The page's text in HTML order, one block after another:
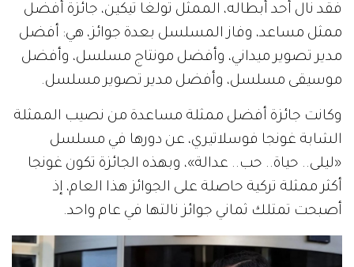
فقد نال أحد أبطاله، الممثل تولغا تيكين، جائزة أفضل
ممثل مساعد، وفاز المسلسل بعدة جوائز، هي: أفضل
مدير تصوير ميداني، وأفضل مونتاج مسلسل، وأفضل
موسيقى مسلسل، وأفضل مدير تصوير مسلسل.
وكانت جائزة أفضل ممثلة مساعدة من نصيب الممثلة
الشابة غونجا فوسلاتيري، عن دورها في مسلسل
«ليلى.. حياة.. حب.. عدالة»، وبهذه الجائزة تكون غونجا
أكثر ممثلة تركية حاصلة على الجوائز هذا العام، إذ
أصبحت تمتلك ثماني جوائز نالتها في عام واحد.